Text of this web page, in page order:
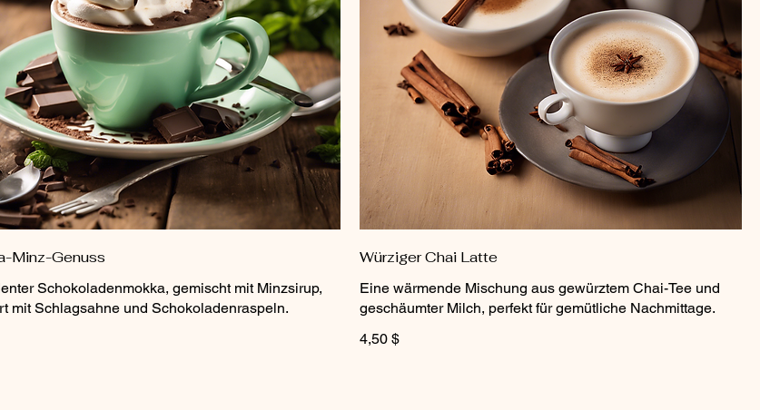
Minz-Genuss
Schokoladenmokka, gemischt mit Minzsirup,
mit Schlagsahne und Schokoladenraspeln.
Würziger Chai Latte
Eine wärmende Mischung aus gewürztem Chai-Tee und
geschäumter Milch, perfekt für gemütliche Nachmittage.
4,50 $